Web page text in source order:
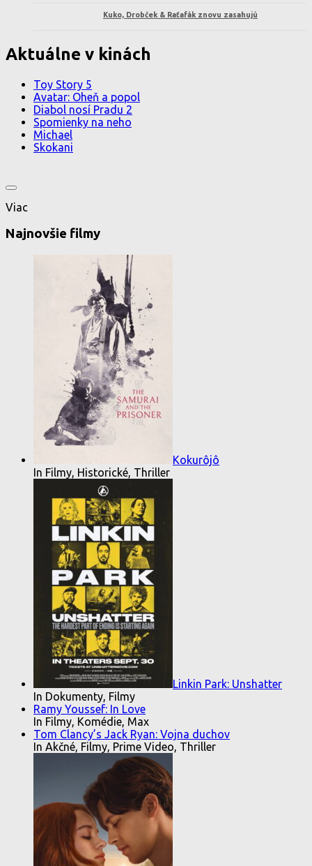
Kuko, Drobček & Raťafák znovu zasahujú
Aktuálne v kinách
Toy Story 5
Avatar: Oheň a popol
Diabol nosí Pradu 2
Spomienky na neho
Michael
Skokani
Viac
Najnovšie filmy
Kokurôjô
In Filmy, Historické, Thriller
Linkin Park: Unshatter
In Dokumenty, Filmy
Ramy Youssef: In Love
In Filmy, Komédie, Max
Tom Clancy’s Jack Ryan: Vojna duchov
In Akčné, Filmy, Prime Video, Thriller